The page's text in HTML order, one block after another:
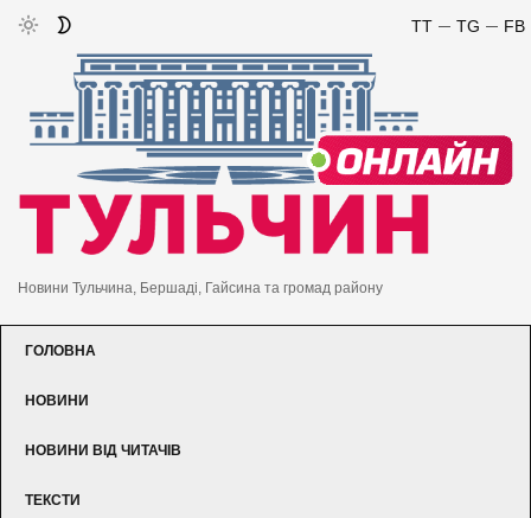
FB
TG
TT
Новини Тульчина, Бершаді, Гайсина та громад району
ГОЛОВНА
НОВИНИ
НОВИНИ ВІД ЧИТАЧІВ
ТЕКСТИ